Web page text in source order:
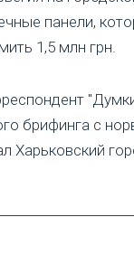
панели,
1,5 млн грн.
брифинга с
Харьковский